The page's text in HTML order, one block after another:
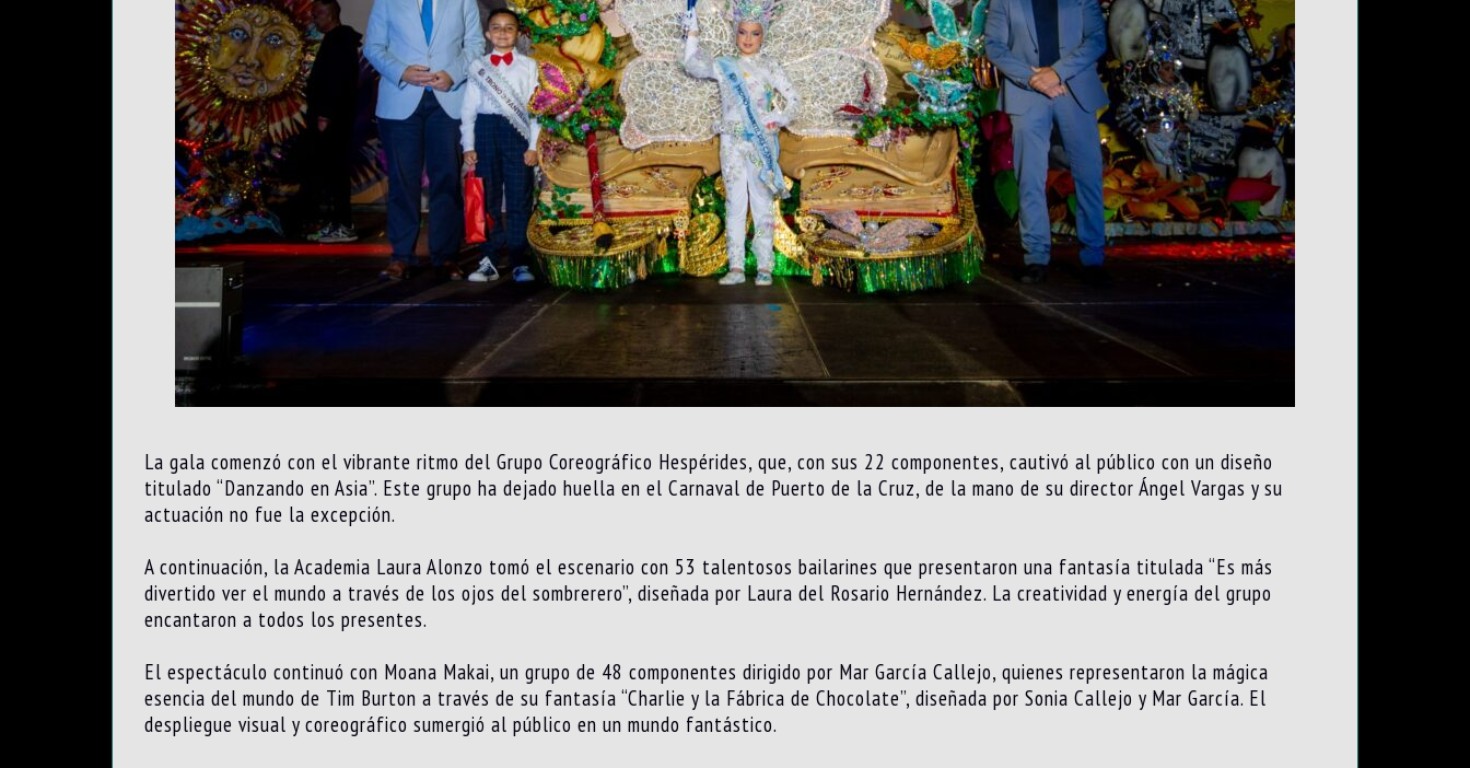
La gala comenzó con el vibrante ritmo del Grupo Coreográfico Hespérides, que, con sus 22 componentes, cautivó al público con un diseño
titulado “Danzando en Asia”. Este grupo ha dejado huella en el Carnaval de Puerto de la Cruz, de la mano de su director Ángel Vargas y su
actuación no fue la excepción.
A continuación, la Academia Laura Alonzo tomó el escenario con 53 talentosos bailarines que presentaron una fantasía titulada “Es más
divertido ver el mundo a través de los ojos del sombrerero”, diseñada por Laura del Rosario Hernández. La creatividad y energía del grupo
encantaron a todos los presentes.
El espectáculo continuó con Moana Makai, un grupo de 48 componentes dirigido por Mar García Callejo, quienes representaron la mágica
esencia del mundo de Tim Burton a través de su fantasía “Charlie y la Fábrica de Chocolate”, diseñada por Sonia Callejo y Mar García. El
despliegue visual y coreográfico sumergió al público en un mundo fantástico.